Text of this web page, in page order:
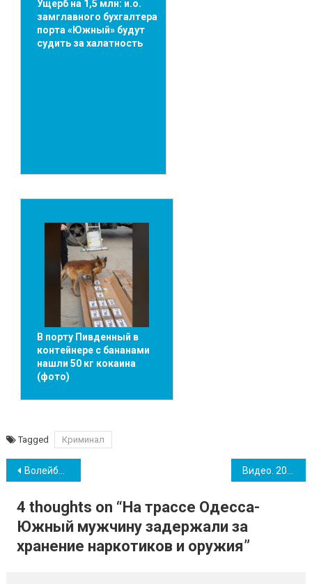
Ущерб на 1,5 млн: и.о.
замглавного бухгалтера
порта «Южный» будут
судить за халатность
В порту Пивденный в
контейнере с бананами
нашли 50 кг кокаина
(фото)
Tagged Криминал
Навігація
записів
Волейбольные матчи 10 тура чемпионата Украины в Южном пройдут со зрителями
4 thoughts on “На трассе Одесса-
Южный мужчину задержали за
хранение наркотиков и оружия”